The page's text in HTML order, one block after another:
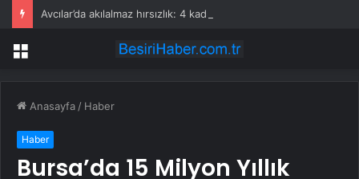
Menü
Anasayfa / Haber
Haber
Bursa’da 15 Milyon Yıllık